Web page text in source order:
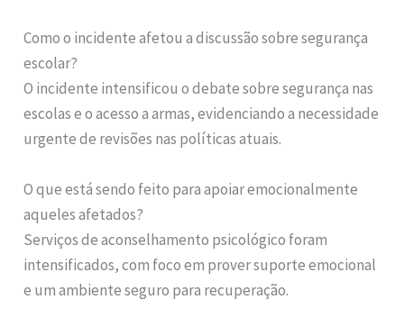
Como o incidente afetou a discussão sobre segurança
escolar?
O incidente intensificou o debate sobre segurança nas
escolas e o acesso a armas, evidenciando a necessidade
urgente de revisões nas políticas atuais.
O que está sendo feito para apoiar emocionalmente
aqueles afetados?
Serviços de aconselhamento psicológico foram
intensificados, com foco em prover suporte emocional
e um ambiente seguro para recuperação.